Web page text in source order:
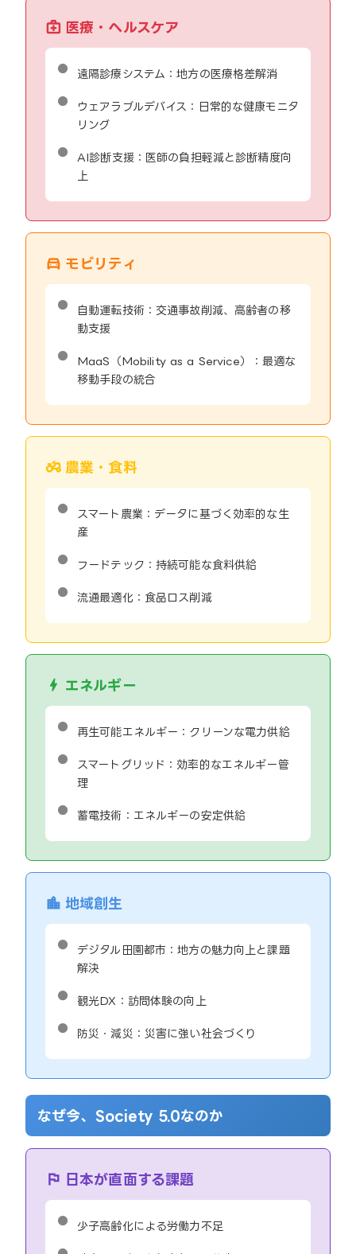
医療・ヘルスケア
遠隔診療システム：地方の医療格差解消
ウェアラブルデバイス：日常的な健康モニタ
リング
AI診断支援：医師の負担軽減と診断精度向
上
モビリティ
自動運転技術：交通事故削減、高齢者の移
動支援
MaaS（Mobility as a Service）：最適な
移動手段の統合
農業・食料
スマート農業：データに基づく効率的な生
産
フードテック：持続可能な食料供給
流通最適化：食品ロス削減
エネルギー
再生可能エネルギー：クリーンな電力供給
スマートグリッド：効率的なエネルギー管
理
蓄電技術：エネルギーの安定供給
地域創生
デジタル田園都市：地方の魅力向上と課題
解決
観光DX：訪問体験の向上
防災・減災：災害に強い社会づくり
なぜ今、Society 5.0なのか
日本が直面する課題
少子高齢化による労働力不足